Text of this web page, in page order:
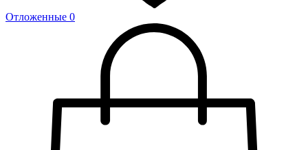
Отложенные 0